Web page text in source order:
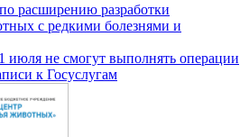
расширению разработки
с редкими болезнями и
июля не смогут выполнять операции
к Госуслугам